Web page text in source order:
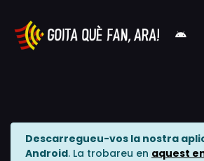
Descarregueu-vos la nostra
Android. La trobareu en aquest